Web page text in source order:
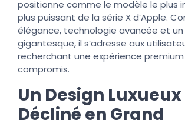
positionne comme le modèle le plus
plus puissant de la série X d’Apple.
élégance, technologie avancée et un
gigantesque, il s’adresse aux
recherchant une expérience premium
compromis.
Un Design
Décliné en Grand